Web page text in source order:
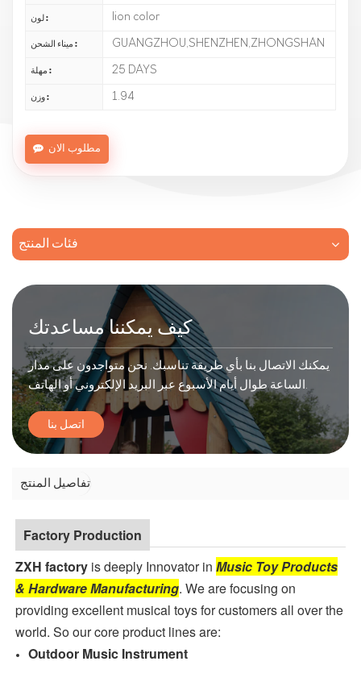
لون : lion color
ميناء الشحن : GUANGZHOU,SHENZHEN,ZHONGSHAN
مهلة : 25 DAYS
وزن : 1.94
مطلوب الان
فئات المنتج
كيف يمكننا مساعدتك
يمكنك الاتصال بنا بأي طريقة تناسبك. نحن متواجدون على مدار
الساعة طوال أيام الأسبوع عبر البريد الإلكتروني أو الهاتف.
اتصل بنا
تفاصيل المنتج
Factory Production
ZXH factory is deeply Innovator in Music Toy Products
& Hardware Manufacturing. We are focusing on
providing excellent musical toys for customers all over the
world. So our core product lines are:
Outdoor Music Instrument